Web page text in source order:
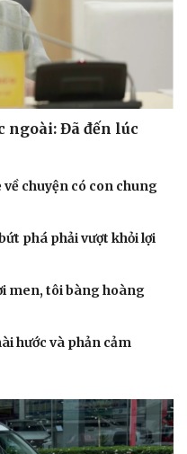
ngoài: Đã đến lúc
chuyện có con chung
phá phải vượt khỏi lợi
men, tôi bàng hoàng
hước và phản cảm